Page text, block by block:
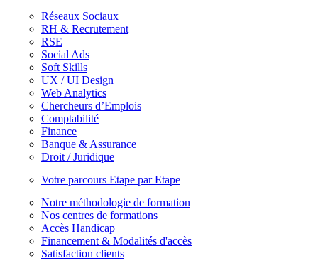
Réseaux Sociaux
RH & Recrutement
RSE
Social Ads
Soft Skills
UX / UI Design
Web Analytics
Chercheurs d’Emplois
Comptabilité
Finance
Banque & Assurance
Droit / Juridique
Votre parcours Etape par Etape
Notre méthodologie de formation
Nos centres de formations
Accès Handicap
Financement & Modalités d'accès
Satisfaction clients